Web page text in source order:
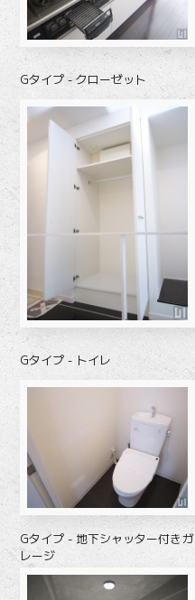
Gタイプ - クローゼット
Gタイプ - トイレ
Gタイプ - 地下シャッター付きガ
レージ